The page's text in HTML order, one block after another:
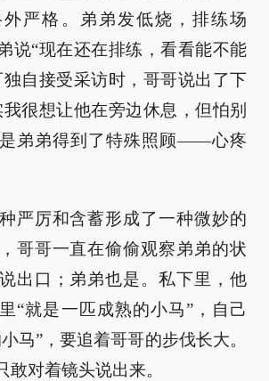
严格。弟弟发低烧，排练场
说“现在还在排练，看看能不能
独自接受采访时，哥哥说出了下
很想让他在旁边休息，但怕别
弟弟得到了特殊照顾——心疼
严厉和含蓄形成了一种微妙的
哥哥一直在偷偷观察弟弟的状
出口；弟弟也是。私下里，他
“就是一匹成熟的小马”，自己
马”，要追着哥哥的步伐长大。
敢对着镜头说出来。